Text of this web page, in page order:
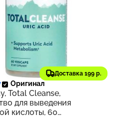
Доставка 199 р.
₽ 346
Оригинал
Total Cleanse,
для выведения
кислоты, 60